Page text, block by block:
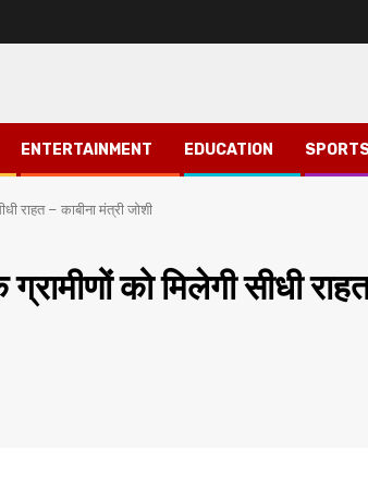
ENTERTAINMENT EDUCATION
राहत – काबीना मंत्री जोशी
को मिलेगी सीधी